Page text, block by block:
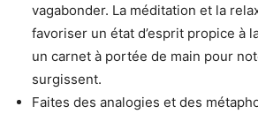
vagabonder. La méditation et la
favoriser un état d’esprit propice à
un carnet à portée de main pour
surgissent.
Faites des analogies et des